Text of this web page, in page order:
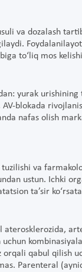
va dozalash
to‘liq mos
yurak
AV-blokada
nafas olish
va
ustun. Ichki
ta’sir
aterosklerozida,
orqali qabul qilish
Parenteral